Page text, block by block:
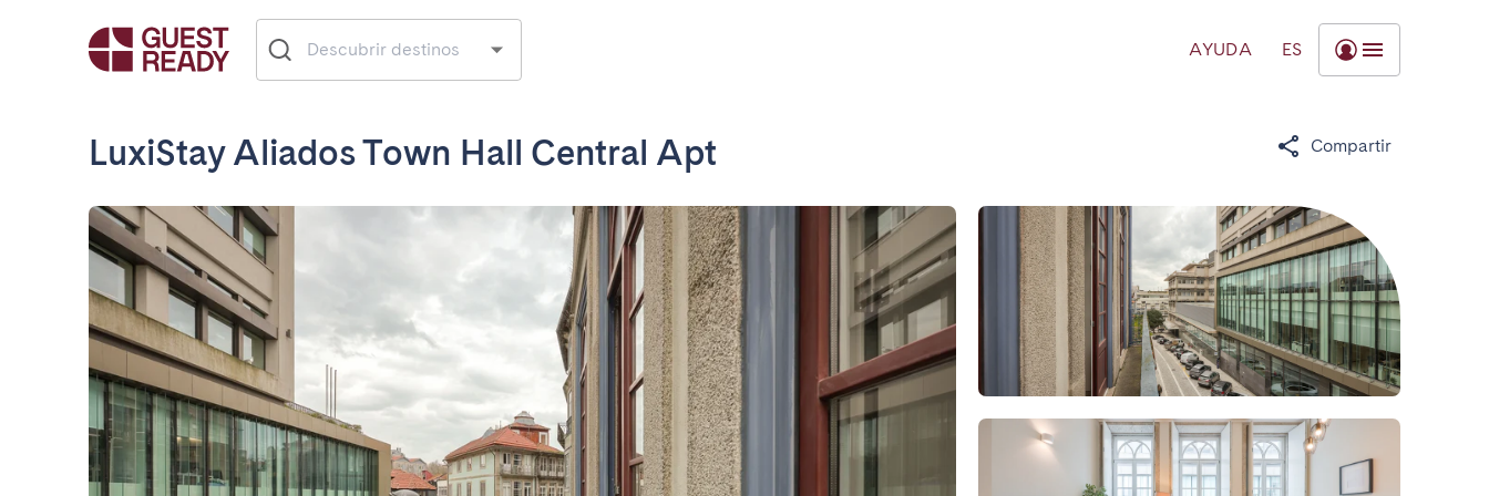
AYUDA ES
LuxiStay Aliados Town Hall Central Apt Compartir